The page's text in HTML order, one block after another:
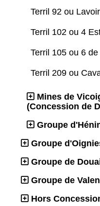
Terril 92 ou
Terril 102 ou 4
Terril 105 ou 6
Terril 209 ou
Mines de
(Concession de
Groupe
Groupe
Groupe de
Groupe de
Hors